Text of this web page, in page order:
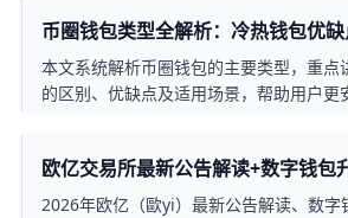
币圈钱包类型全解析：冷热钱包优
本文系统解析币圈钱包的主要类型，重点
的区别、优缺点及适用场景，帮助用户更
欧亿交易所最新公告解读+数字钱包
2026
2026年欧亿（歐yi）最新公告解读、数字